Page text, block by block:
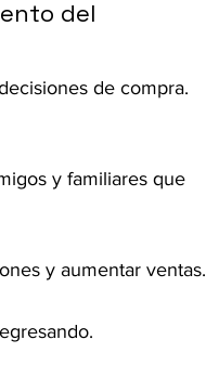
del
de compra.
y familiares que
y aumentar ventas.